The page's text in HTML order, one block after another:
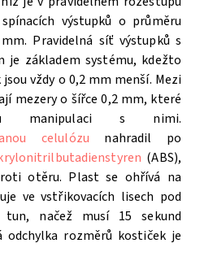
výstupků o průměru
Pravidelná síť výstupků s
je základem systému, kdežto
vždy o 0,2 mm menší. Mezi
mezery o šířce 0,2 mm, které
manipulaci s nimi.
celulózu nahradil po
(ABS),
otěru. Plast se ohřívá na
ve vstřikovacích lisech pod
načež musí 15 sekund
odchylka rozměrů kostiček je